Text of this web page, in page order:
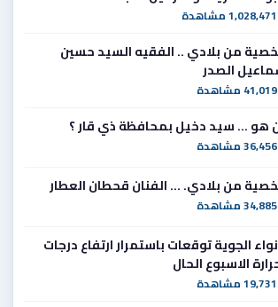
من بلادي .. الفقيه السيد حسين
الصدر
هو ... سيد دخيل بمحافظة ذي قار ؟
من بلادي. ... الفنان قحطان العطار
الجوية توقعات باستمرار ارتفاع درجات
الاسبوع الحال